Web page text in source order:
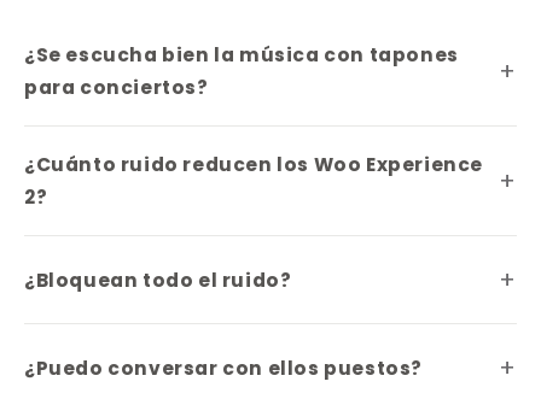
¿Se escucha bien la música con tapones
para conciertos?
¿Cuánto ruido reducen los Woo Experience
2?
¿Bloquean todo el ruido?
¿Puedo conversar con ellos puestos?